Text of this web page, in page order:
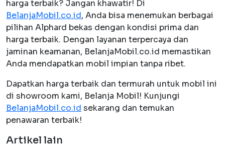
harga terbaik? Jangan khawatir! Di
BelanjaMobil.co.id, Anda bisa menemukan berbagai
pilihan Alphard bekas dengan kondisi prima dan
harga terbaik. Dengan layanan terpercaya dan
jaminan keamanan, BelanjaMobil.co.id memastikan
Anda mendapatkan mobil impian tanpa ribet.
Dapatkan harga terbaik dan termurah untuk mobil ini
di showroom kami, Belanja Mobil! Kunjungi
BelanjaMobil.co.id sekarang dan temukan
penawaran terbaik!
Artikel lain